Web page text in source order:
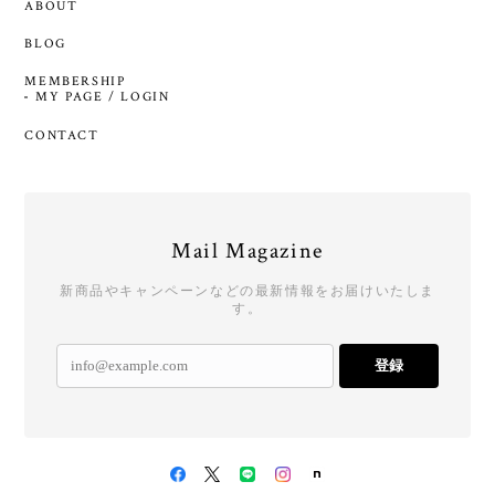
ABOUT
BLOG
MEMBERSHIP
MY PAGE / LOGIN
CONTACT
Mail Magazine
新商品やキャンペーンなどの最新情報をお届けいたしま
す。
登録